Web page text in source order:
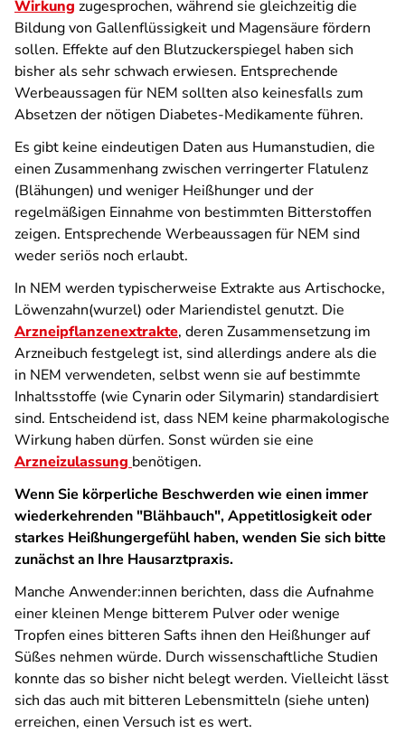
Wirkung zugesprochen, während sie gleichzeitig die
Bildung von Gallenflüssigkeit und Magensäure fördern
sollen. Effekte auf den Blutzuckerspiegel haben sich
bisher als sehr schwach erwiesen. Entsprechende
Werbeaussagen für NEM sollten also keinesfalls zum
Absetzen der nötigen Diabetes-Medikamente führen.
Es gibt keine eindeutigen Daten aus Humanstudien, die
einen Zusammenhang zwischen verringerter Flatulenz
(Blähungen) und weniger Heißhunger und der
regelmäßigen Einnahme von bestimmten Bitterstoffen
zeigen. Entsprechende Werbeaussagen für NEM sind
weder seriös noch erlaubt.
In NEM werden typischerweise Extrakte aus Artischocke,
Löwenzahn(wurzel) oder Mariendistel genutzt. Die
Arzneipflanzenextrakte, deren Zusammensetzung im
Arzneibuch festgelegt ist, sind allerdings andere als die
in NEM verwendeten, selbst wenn sie auf bestimmte
Inhaltsstoffe (wie Cynarin oder Silymarin) standardisiert
sind. Entscheidend ist, dass NEM keine pharmakologische
Wirkung haben dürfen. Sonst würden sie eine
Arzneizulassung benötigen.
Wenn Sie körperliche Beschwerden wie einen immer
wiederkehrenden "Blähbauch", Appetitlosigkeit oder
starkes Heißhungergefühl haben, wenden Sie sich bitte
zunächst an Ihre Hausarztpraxis.
Manche Anwender:innen berichten, dass die Aufnahme
einer kleinen Menge bitterem Pulver oder wenige
Tropfen eines bitteren Safts ihnen den Heißhunger auf
Süßes nehmen würde. Durch wissenschaftliche Studien
konnte das so bisher nicht belegt werden. Vielleicht lässt
sich das auch mit bitteren Lebensmitteln (siehe unten)
erreichen, einen Versuch ist es wert.